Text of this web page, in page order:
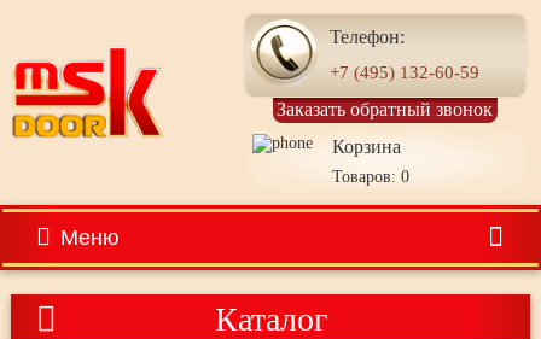
Телефон:
+7 (495) 132-60-59
Заказать обратный звонок
Корзина
Товаров: 0
Меню
Каталог